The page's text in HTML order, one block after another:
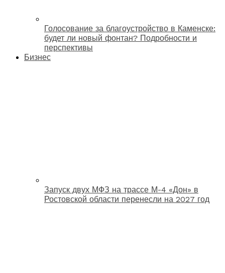
Голосование за благоустройство в Каменске:
будет ли новый фонтан? Подробности и
перспективы
Бизнес
Запуск двух МФЗ на трассе М-4 «Дон» в
Ростовской области перенесли на 2027 год